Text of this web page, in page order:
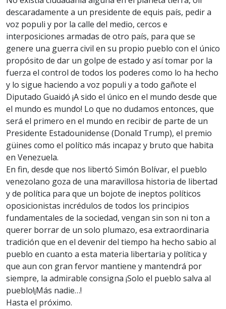
descaradamente a un presidente de equis país, pedir a
voz populi y por la calle del medio, cercos e
interposiciones armadas de otro país, para que se
genere una guerra civil en su propio pueblo con el único
propósito de dar un golpe de estado y así tomar por la
fuerza el control de todos los poderes como lo ha hecho
y lo sigue haciendo a voz populi y a todo gañote el
Diputado Guaidó ¡A sido el único en el mundo desde que
el mundo es mundo! Lo que no dudamos entonces, que
será el primero en el mundo en recibir de parte de un
Presidente Estadounidense (Donald Trump), el premio
güines como el político más incapaz y bruto que habita
en Venezuela.
En fin, desde que nos libertó Simón Bolívar, el pueblo
venezolano goza de una maravillosa historia de libertad
y de política para que un bojote de ineptos políticos
oposicionistas incrédulos de todos los principios
fundamentales de la sociedad, vengan sin son ni ton a
querer borrar de un solo plumazo, esa extraordinaria
tradición que en el devenir del tiempo ha hecho sabio al
pueblo en cuanto a esta materia libertaria y política y
que aun con gran fervor mantiene y mantendrá por
siempre, la admirable consigna ¡Solo el pueblo salva al
pueblo!¡Más nadie…!
Hasta el próximo.